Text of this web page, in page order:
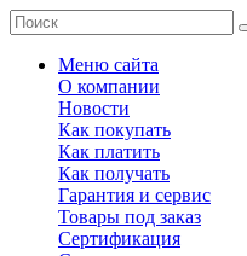
Меню сайта
О компании
Новости
Как покупать
Как платить
Как получать
Гарантия и сервис
Товары под заказ
Сертификация